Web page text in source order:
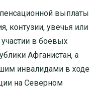
выплаты
контузии, увечья или
в боевых
Афганистан, а
инвалидами в ходе
на Северном